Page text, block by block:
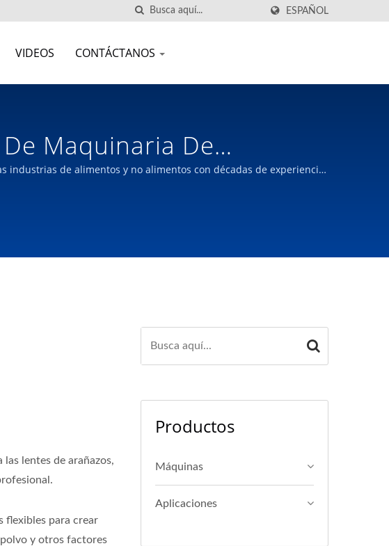
ESPAÑOL
VIDEOS CONTÁCTANOS
Maquinaria De
Industrial Co., Ltd.
industrias de alimentos y no alimentos con décadas de experiencia
lentes de arañazos,
flexibles para crear
y otros factores
Productos
Máquinas
Aplicaciones